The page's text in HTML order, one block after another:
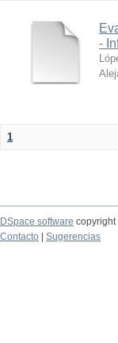
-
1
DSpace software
Contacto
Sugerencias